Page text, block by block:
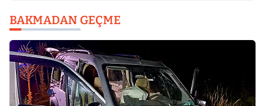
BAKMADAN GEÇME